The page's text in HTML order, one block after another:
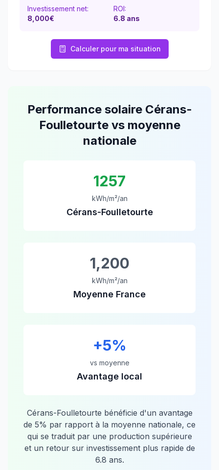
Investissement net:
8,000€
ROI:
6.8 ans
Calculer pour ma situation
Performance solaire Cérans-
Foulletourtevs moyenne
nationale
1257
kWh/m²/an
Cérans-Foulletourte
1,200
kWh/m²/an
Moyenne France
+5%
vs moyenne
Avantage local
Cérans-Foulletourte bénéficie d'un avantage
de 5% par rapport à la moyenne nationale, ce
qui se traduit par une production supérieure
et un retour sur investissement plus rapide de
6.8 ans.